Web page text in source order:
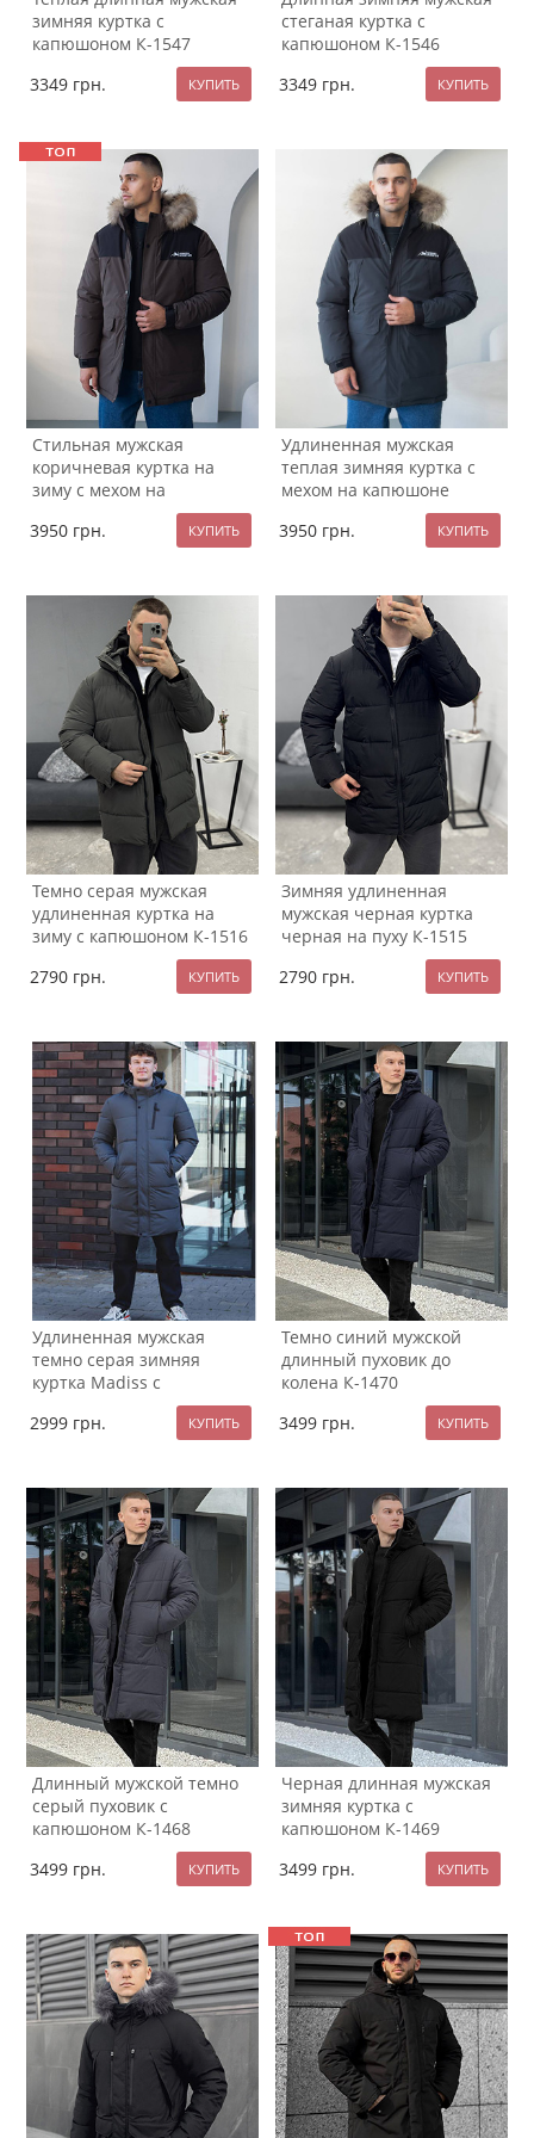
зимняя куртка с
капюшоном К-1547
3349 грн.
стеганая куртка с
капюшоном К-1546
3349 грн.
Стильная мужская
коричневая куртка на
зиму с мехом на
капюшоне К-1545
3950 грн.
Удлиненная мужская
теплая зимняя куртка с
мехом на капюшоне
3950 грн.
Темно серая мужская
удлиненная куртка на
зиму с капюшоном К-1516
2790 грн.
Зимняя удлиненная
мужская черная куртка
черная на пуху К-1515
2790 грн.
Удлиненная мужская
темно серая зимняя
куртка Madiss с
капюшоном К-1407
2999 грн.
Темно синий мужской
длинный пуховик до
колена К-1470
3499 грн.
Длинный мужской темно
серый пуховик с
капюшоном К-1468
3499 грн.
Черная длинная мужская
зимняя куртка с
капюшоном К-1469
3499 грн.